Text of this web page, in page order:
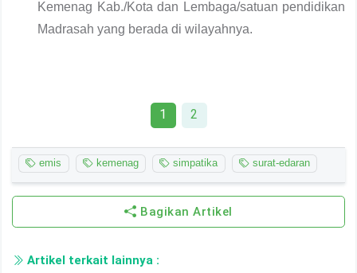
Kemenag Kab./Kota dan Lembaga/satuan pendidikan
Madrasah yang berada di wilayahnya.
1 2
emis kemenag simpatika surat-edaran
Bagikan Artikel
Artikel terkait lainnya :